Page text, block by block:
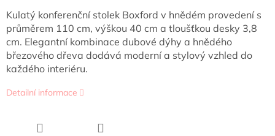
Kulatý konferenční stolek Boxford v hnědém provedení s
průměrem 110 cm, výškou 40 cm a tloušťkou desky 3,8
cm. Elegantní kombinace dubové dýhy a hnědého
březového dřeva dodává moderní a stylový vzhled do
každého interiéru.
Detailní informace